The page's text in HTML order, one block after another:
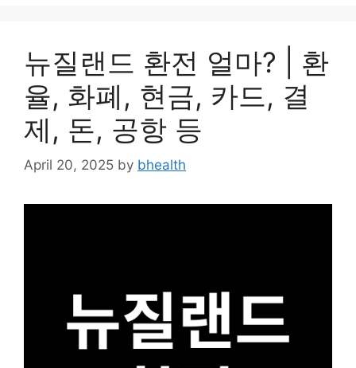
뉴질랜드 환전 얼마? | 환
율, 화폐, 현금, 카드, 결
제, 돈, 공항 등
April 20, 2025 by bhealth